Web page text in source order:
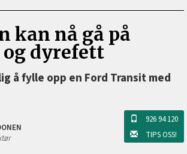
kan nå gå på
dyrefett
å fylle opp en Ford Transit med
926 94 120
TIPS OSS!